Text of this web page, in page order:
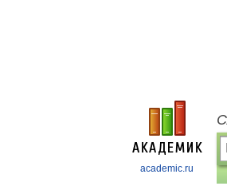
academic.ru